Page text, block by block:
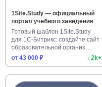
1Site.Study — официальный
портал учебного заведения
Готовый шаблон 1Site.Study
для 1С-Битрикс: создайте сайт
образовательной организ…
от 43 000 ₽
↓ 2k+